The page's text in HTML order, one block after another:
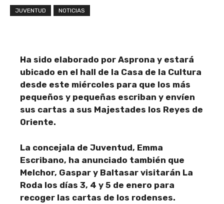
JUVENTUD NOTICIAS
Ha sido elaborado por Asprona y estará
ubicado en el hall de la Casa de la Cultura
desde este miércoles para que los más
pequeños y pequeñas escriban y envíen
sus cartas a sus Majestades los Reyes de
Oriente.
La concejala de Juventud, Emma
Escribano, ha anunciado también que
Melchor, Gaspar y Baltasar visitarán La
Roda los días 3, 4 y 5 de enero para
recoger las cartas de los rodenses.